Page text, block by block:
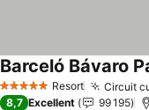
5 Étoiles Resort Circuit
Barceló Bávaro
8,7 Excellent 99 195